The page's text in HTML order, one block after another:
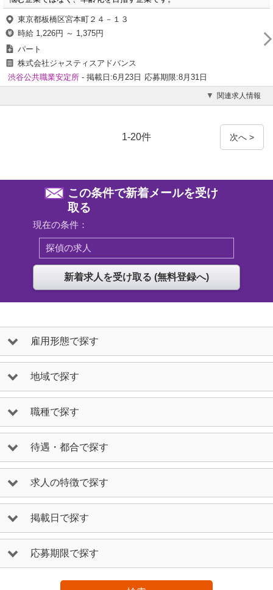
東京都板橋区宮本町２４－１３
時給 1,226円 ～ 1,375円
パート
株式会社ジャスティスアドバンス
渋谷公共職業安定所 - 掲載日:6月23日 応募期限:8月31日
関連求人情報
1-20件 次へ >
この条件で新着メールを受け
取る
現在の条件：
探偵の求人
雇用形態で探す
地域で探す
職種で探す
待遇・都合で探す
求人の特徴で探す
掲載日で探す
応募期限で探す